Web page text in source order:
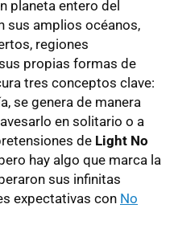
planeta entero del
sus amplios océanos,
regiones
propias formas de
tres conceptos clave:
se genera de manera
en solitario o a
de Light No
hay algo que marca la
sus infinitas
expectativas con No